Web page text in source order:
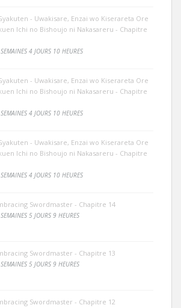
- Uwakisare, Enzai wo Kiserareta Ore
Ichi no Bishoujo ni Nakasareru - Chapitre
4 JOURS 10 HEURES
- Uwakisare, Enzai wo Kiserareta Ore
Ichi no Bishoujo ni Nakasareru - Chapitre
4 JOURS 10 HEURES
- Uwakisare, Enzai wo Kiserareta Ore
Ichi no Bishoujo ni Nakasareru - Chapitre
4 JOURS 10 HEURES
Swordmaster - Chapitre 14
5 JOURS 9 HEURES
Swordmaster - Chapitre 13
5 JOURS 9 HEURES
Swordmaster - Chapitre 12